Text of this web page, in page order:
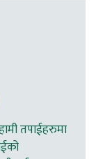
तपाईहरुमा